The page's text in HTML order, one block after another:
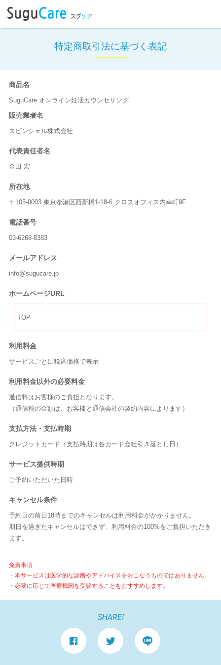
特定商取引法に基づく表記
商品名
SuguCare オンライン妊活カウンセリング
販売業者名
スピンシェル株式会社
代表責任者名
金田 宏
所在地
〒105-0003 東京都港区西新橋1-18-6 クロスオフィス内幸町9F
電話番号
03-6268-8383
メールアドレス
info@sugucare.jp
ホームページURL
TOP
利用料金
サービスごとに税込価格で表示
利用料金以外の必要料金
通信料はお客様のご負担となります。
（通信料の金額は、お客様と通信会社の契約内容によります）
支払方法・支払時期
クレジットカード（支払時期は各カード会社引き落とし日）
サービス提供時期
ご予約いただいた日時
キャンセル条件
予約日の前日18時までのキャンセルは利用料金がかかりません。
期日を過ぎたキャンセルはできず、利用料金の100%をご負担いただき
ます。
免責事項
・本サービスは医学的な診断やアドバイスをおこなうものではありません。
・必要に応じて医療機関を受診することをおすすめします。
SHARE!